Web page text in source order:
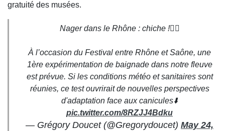
gratuité des musées.
Nager dans le Rhône : chiche !🏊‍♂️
À l’occasion du Festival entre Rhône et Saône, une
1ère expérimentation de baignade dans notre fleuve
est prévue. Si les conditions météo et sanitaires sont
réunies, ce test ouvrirait de nouvelles perspectives
d'adaptation face aux canicules⬇️
pic.twitter.com/8RZJJ4Bdku
— Grégory Doucet (@Gregorydoucet) May 24,